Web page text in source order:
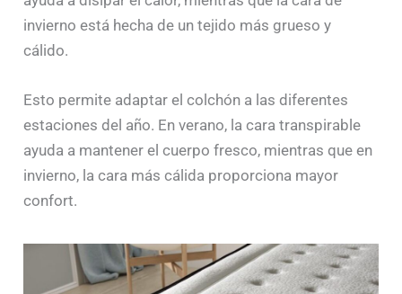
invierno está hecha de un tejido más grueso y
cálido.
Esto permite adaptar el colchón a las diferentes
estaciones del año. En verano, la cara transpirable
ayuda a mantener el cuerpo fresco, mientras que en
invierno, la cara más cálida proporciona mayor
confort.